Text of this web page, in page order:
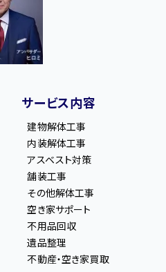
サービス内容
建物解体工事
内装解体工事
アスベスト対策
舗装工事
その他解体工事
空き家サポート
不用品回収
遺品整理
不動産・空き家買取